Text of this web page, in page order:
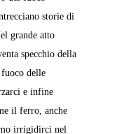
storie di
grande atto
specchio della
fuoco delle
e infine
il ferro, anche
irrigidirci nel